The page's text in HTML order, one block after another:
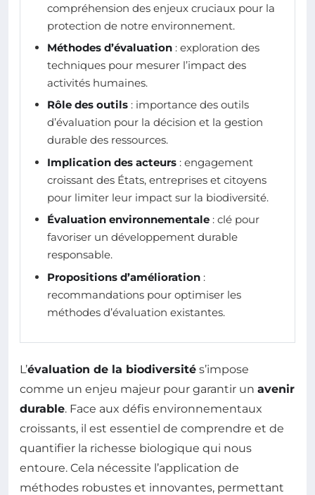
compréhension des enjeux cruciaux pour la
protection de notre environnement.
Méthodes d’évaluation : exploration des
techniques pour mesurer l’impact des
activités humaines.
Rôle des outils : importance des outils
d’évaluation pour la décision et la gestion
durable des ressources.
Implication des acteurs : engagement
croissant des États, entreprises et citoyens
pour limiter leur impact sur la biodiversité.
Évaluation environnementale : clé pour
favoriser un développement durable
responsable.
Propositions d’amélioration :
recommandations pour optimiser les
méthodes d’évaluation existantes.
L’évaluation de la biodiversité s’impose
comme un enjeu majeur pour garantir un avenir
durable. Face aux défis environnementaux
croissants, il est essentiel de comprendre et de
quantifier la richesse biologique qui nous
entoure. Cela nécessite l’application de
méthodes robustes et innovantes, permettant